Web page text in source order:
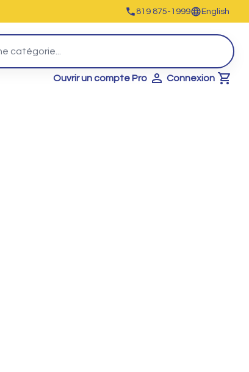
819 875-1999 English
Ouvrir un compte Pro Connexion
Cart